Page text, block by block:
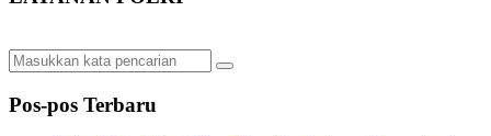
Pos-pos Terbaru